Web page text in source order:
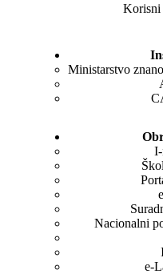
Ministarstvo
Nacionalni
e-